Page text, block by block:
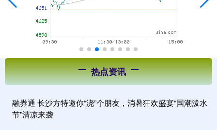
热点资讯
融券通 长沙方特邀你“浇”个朋友，消暑狂欢盛宴“国潮泼水
节”清凉来袭